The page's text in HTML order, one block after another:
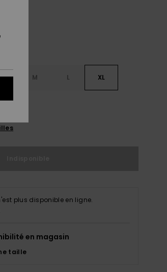
M L XL
plus disponible en ligne.
en magasin
taille